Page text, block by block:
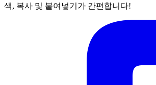
색, 복사 및 붙여넣기가 간편합니다!